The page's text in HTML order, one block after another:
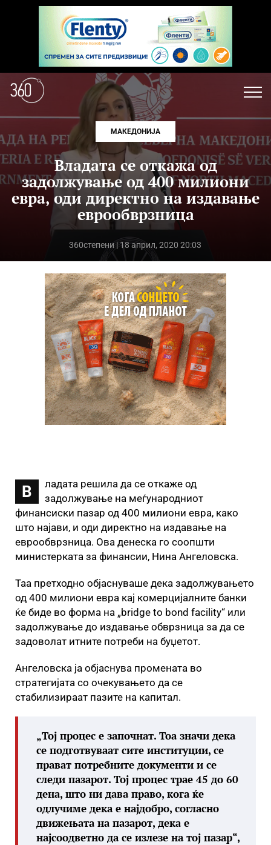
МАКЕДОНИЈА
Владата се откажа од
задолжување од 400 милиони
евра, оди директно на издавање
еврообврзница
360степени| 18 април, 2020 20:03
В
ладата решила да се откаже од
задолжување на меѓународниот
финансиски пазар од 400 милиони евра, како
што најави, и оди директно на издавање на
еврообврзница. Ова денеска го соопшти
министерката за финансии, Нина Ангеловска.
Таа претходно објаснуваше дека задолжувањето
од 400 милиони евра кај комерцијалните банки
ќе биде во форма на „bridge to bond facility“ или
задолжување до издавање обврзница за да се
задоволат итните потреби на буџетот.
Ангеловска ја објаснува промената во
стратегијата со очекувањето да се
стабилизираат пазите на капитал.
„Тој процес е започнат. Тоа значи дека
се подготвуваат сите институции, се
прават потребните документи и се
следи пазарот. Тој процес трае 45 до 60
дена, што ни дава право, кога ќе
одлучиме дека е најдобро, согласно
движењата на пазарот, дека е
најсоодветно да се излезе на тој пазар“,